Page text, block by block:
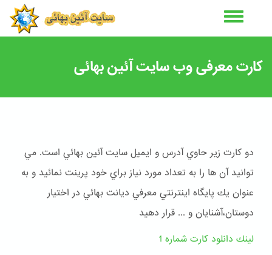
كارت معرفى وب سايت آئين بهائى
دو كارت زير حاوي آدرس و ايميل سايت آئين بهائي است. مي
توانيد آن ها را به تعداد مورد نياز براي خود پرينت نمائيد و به
عنوان يك پايگاه اينترنتي معرفي ديانت بهائي در اختيار
دوستان،آشنايان و ... قرار دهيد
لينك دانلود كارت شماره 1